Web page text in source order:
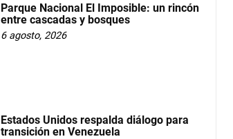
Parque Nacional El Imposible: un rincón
entre cascadas y bosques
6 agosto, 2026
Estados Unidos respalda diálogo para
transición en Venezuela